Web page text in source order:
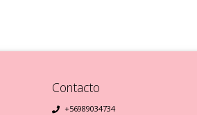
Contacto
+56989034734